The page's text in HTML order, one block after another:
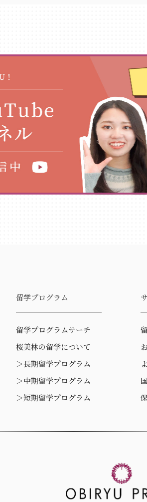
留学プログラム
留学プログラムサーチ
桜美林の留学について
＞長期留学プログラム
＞中期留学プログラム
＞短期留学プログラム